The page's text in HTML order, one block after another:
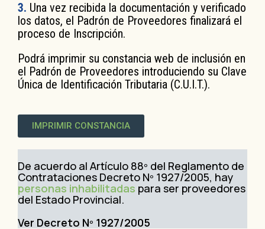
3. Una vez recibida la documentación y verificado
los datos, el Padrón de Proveedores finalizará el
proceso de Inscripción.
Podrá imprimir su constancia web de inclusión en
el Padrón de Proveedores introduciendo su Clave
Única de Identificación Tributaria (C.U.I.T.).
IMPRIMIR CONSTANCIA
De acuerdo al Artículo 88º del Reglamento de
Contrataciones Decreto Nº 1927/2005, hay
personas inhabilitadas para ser proveedores
del Estado Provincial.
Ver Decreto Nº 1927/2005